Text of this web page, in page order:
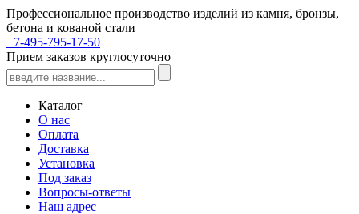
Профессиональное производство изделий из камня, бронзы,
бетона и кованой стали
+7-495-795-17-50
Прием заказов круглосуточно
Каталог
О нас
Оплата
Доставка
Установка
Под заказ
Вопросы-ответы
Наш адрес